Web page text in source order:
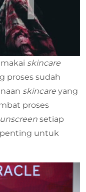
skincare
proses sudah
skincare yang
proses
setiap
penting untuk